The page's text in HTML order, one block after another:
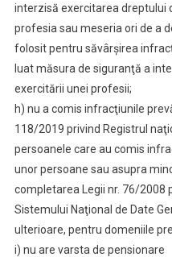
interzisă exercitarea dreptului
profesia sau meseria ori de a
folosit pentru săvârşirea
luat măsura de siguranţă a
exercitării unei profesii;
h) nu a comis infracţiunile
118/2019 privind Registrul
persoanele care au comis
unor persoane sau asupra
completarea Legii nr. 76/2008
Sistemului Naţional de Date
ulterioare, pentru domeniile
i) nu are varsta de pensionare